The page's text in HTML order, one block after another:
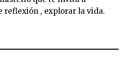
reflexión , explorar la vida.